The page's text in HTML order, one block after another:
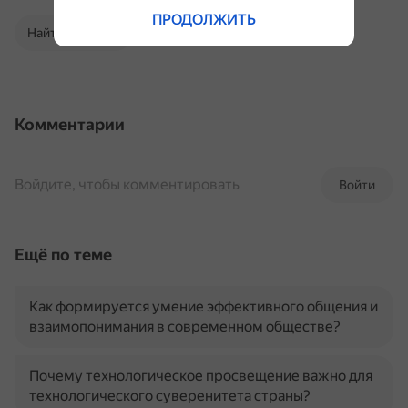
Найти в Поиске
Комментарии
Войти
Войдите, чтобы комментировать
Ещё по теме
Как формируется умение эффективного общения и
взаимопонимания в современном обществе?
Почему технологическое просвещение важно для
технологического суверенитета страны?
ПРОДОЛЖИТЬ